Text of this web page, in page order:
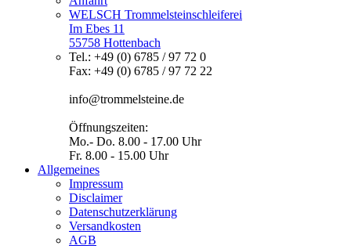
WELSCH Trommelsteinschleiferei
Im Ebes 11
55758 Hottenbach
Tel.: +49 (0) 6785 / 97 72 0
Fax: +49 (0) 6785 / 97 72 22
info@trommelsteine.de
Öffnungszeiten:
Mo.- Do. 8.00 - 17.00 Uhr
Fr. 8.00 - 15.00 Uhr
Allgemeines
Impressum
Disclaimer
Datenschutzerklärung
Versandkosten
AGB